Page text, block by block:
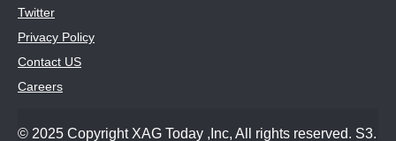
Twitter
Privacy Policy
Contact US
Careers
© 2025 Copyright XAG Today ,Inc, All rights reserved. S3.